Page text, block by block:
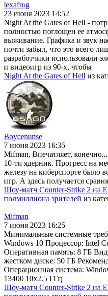
lexafrog
23 июня 2023 14:52
Night At the Gates of Hell -
полностью поглощен ее
выживание. Графика и звук
почти забыл, что это всего
разработчики использовали
и видеоигр из 90-х, чтобы
Night At the Gates of Hell из
Boycenunse
7 июня 2023 16:35
Mifman, Впечатляет,
10-ти ядерник. Прогресс на
железу на киберспорте было
игр. А здесь получается
Шоу-матч Counter-Strike 2 на
полмиллиона зрителей из
Mifman
7 июня 2023 16:25
Минимальные системные
Windows 10 Процессор: Intel
Оперативная память: 8 ГБ
жестком диске: 50 ГБ
Операционная система:
13400 10x2.5 ГГц
Шоу-матч Counter-Strike 2 на